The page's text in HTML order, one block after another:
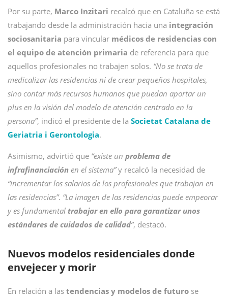
Por su parte, Marco Inzitari recalcó que en Cataluña se está
trabajando desde la administración hacia una integración
sociosanitaria para vincular médicos de residencias con
el equipo de atención primaria de referencia para que
aquellos profesionales no trabajen solos. “No se trata de
medicalizar las residencias ni de crear pequeños hospitales,
sino contar más recursos humanos que puedan aportar un
plus en la visión del modelo de atención centrado en la
persona”, indicó el presidente de la Societat Catalana de
Geriatria i Gerontologia.
Asimismo, advirtió que “existe un problema de
infrafinanciación en el sistema”y recalcó la necesidad de
“incrementar los salarios de los profesionales que trabajan en
las residencias”. “La imagen de las residencias puede empeorar
y es fundamental trabajar en ello para garantizar unos
estándares de cuidados de calidad”, destacó.
Nuevos modelos residenciales donde
envejecer y morir
En relación a las tendencias y modelos de futuro se